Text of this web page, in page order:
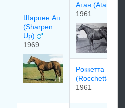
Шарпен Aп
(Sharpen
Up)
1969
Aтан (Atan)
1961
Рoккеттa
(Rocchetta)
1961